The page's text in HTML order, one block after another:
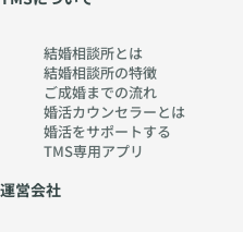
結婚相談所とは
結婚相談所の特徴
ご成婚までの流れ
婚活カウンセラーとは
婚活をサポートする
TMS専用アプリ
運営会社